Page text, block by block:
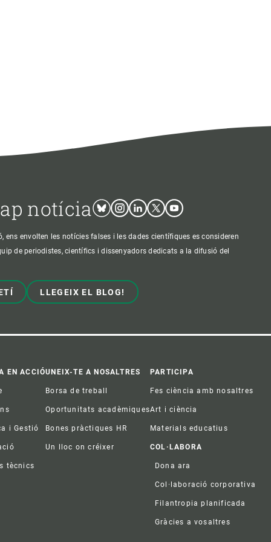
notícia BlueskyInstagram
LinkedinTwitterYoutube
ens envolten les notícies falses i les dades científiques es consideren
de periodistes, científics i dissenyadors dedicats a la difusió del
LLEGEIX EL BLOG!
EN ACCIÓ
i Gestió
tècnics
UNEIX-TE A NOSALTRES
Borsa de treball
Oportunitats acadèmiques
Bones pràctiques HR
Un lloc on créixer
PARTICIPA
Fes ciència amb nosaltres
Art i ciència
Materials educatius
COL·LABORA
Dona ara
Col·laboració corporativa
Filantropia planificada
Gràcies a vosaltres